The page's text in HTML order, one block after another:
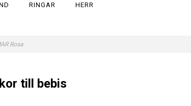
RINGAR HERR
Rosa
till bebis